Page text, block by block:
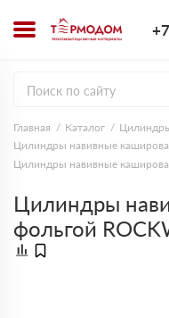
Главная Каталог
Цилиндры навивные
Цилиндры навивные
Цилиндры
фольгой